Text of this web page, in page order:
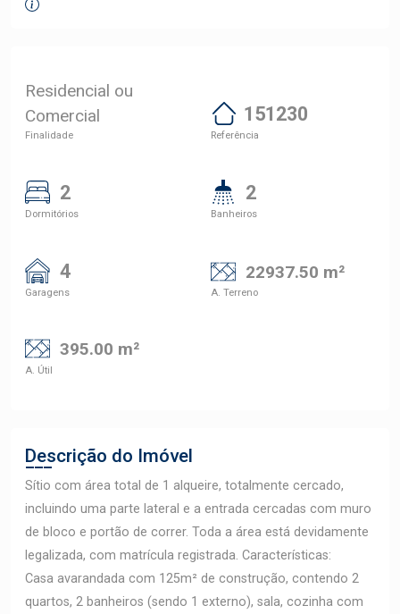
Residencial ou
Comercial
Finalidade
151230
Referência
2
Dormitórios
2
Banheiros
4
Garagens
22937.50 m²
A. Terreno
395.00 m²
A. Útil
Descrição do Imóvel
Sítio com área total de 1 alqueire, totalmente cercado,
incluindo uma parte lateral e a entrada cercadas com muro
de bloco e portão de correr. Toda a área está devidamente
legalizada, com matrícula registrada. Características:
Casa avarandada com 125m² de construção, contendo 2
quartos, 2 banheiros (sendo 1 externo), sala, cozinha com